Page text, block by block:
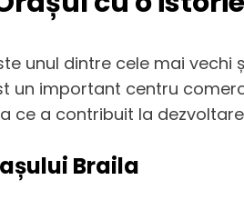
unul dintre cele mai
un important centru
ce a contribuit la
Braila